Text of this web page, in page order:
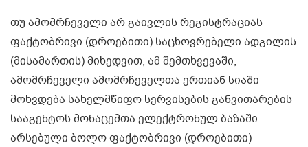
თუ ამომრჩეველი არ გაივლის რეგისტრაციას
ფაქტობრივი (დროებითი) საცხოვრებელი ადგილის
(მისამართის) მიხედვით, ამ შემთხვევაში,
ამომრჩეველი ამომრჩეველთა ერთიან სიაში
მოხვდება სახელმწიფო სერვისების განვითარების
სააგენტოს მონაცემთა ელექტრონულ ბაზაში
არსებული ბოლო ფაქტობრივი (დროებითი)